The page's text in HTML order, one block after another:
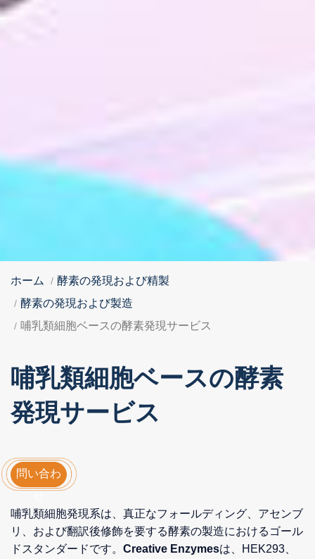
ホーム
酵素の発現および精製
酵素の発現および製造
哺乳類細胞ベースの酵素発現サービス
哺乳類細胞ベースの酵素
発現サービス
問い合わ
哺乳類細胞発現系は、真正なフォールディング、アセンブ
リ、および翻訳後修飾を要する酵素の製造におけるゴール
ドスタンダードです。 Creative Enzymesは、HEK293、